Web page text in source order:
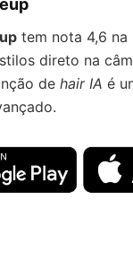
tem nota 4,6 na
direto na
de hair IA é